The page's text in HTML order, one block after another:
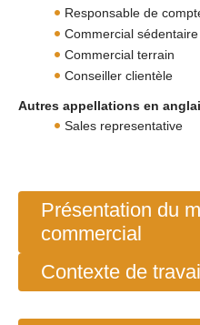
Responsable de
Commercial sédentaire
Commercial terrain
Conseiller clientèle
Autres appellations en
Sales representative
Présentation du
commercial
Contexte de